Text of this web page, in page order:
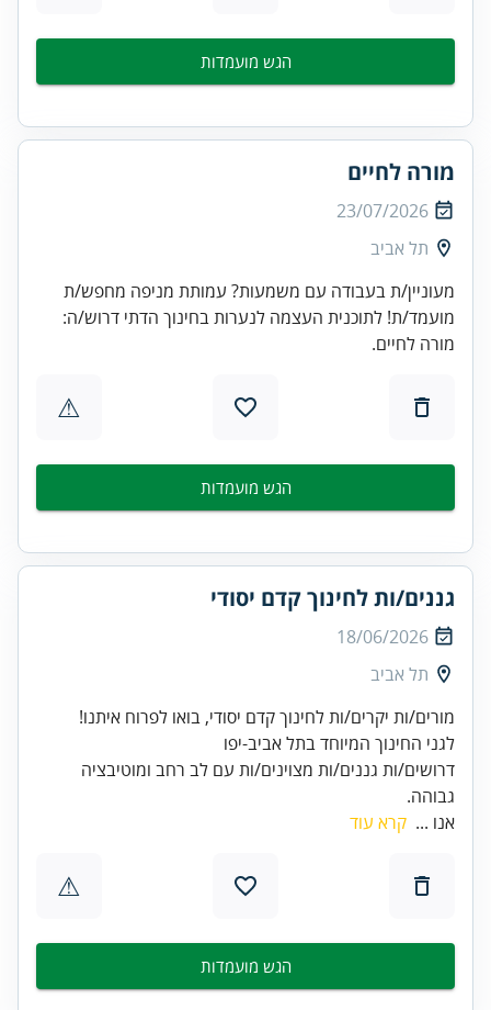
הגש מועמדות
מורה לחיים
23/07/2026
תל אביב
מעוניין/ת בעבודה עם משמעות? עמותת מניפה מחפש/ת
מועמד/ת! לתוכנית העצמה לנערות בחינוך הדתי דרוש/ה:
מורה לחיים.
⚠
הגש מועמדות
גננים/ות לחינוך קדם יסודי
18/06/2026
תל אביב
מורים/ות יקרים/ות לחינוך קדם יסודי, בואו לפרוח איתנו!
לגני החינוך המיוחד בתל אביב-יפו
דרושים/ות גננים/ות מצוינים/ות עם לב רחב ומוטיבציה
גבוהה.
אנו ... קרא עוד
⚠
הגש מועמדות